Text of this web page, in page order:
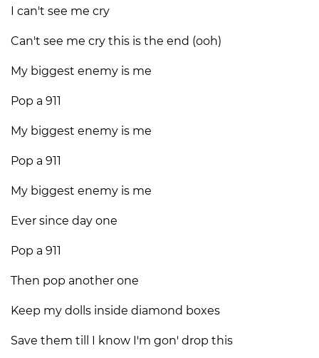
I can't see me cry
Can't see me cry this is the end (ooh)
My biggest enemy is me
Pop a 911
My biggest enemy is me
Pop a 911
My biggest enemy is me
Ever since day one
Pop a 911
Then pop another one
Keep my dolls inside diamond boxes
Save them till I know I'm gon' drop this